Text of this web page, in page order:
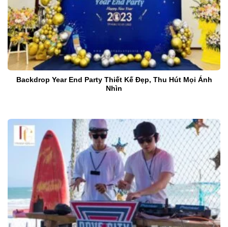
Backdrop Year End Party Thiết Kế Đẹp, Thu Hút Mọi Ánh
Nhìn